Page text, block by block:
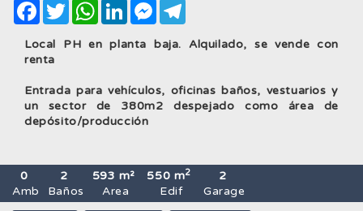
Facebook
TwitterWhatsApp
LinkedInMessenger
Local PH en planta baja. Alquilado, se vende con
renta
Entrada para vehículos, oficinas baños, vestuarios y
un sector de 380m2 despejado como área de
depósito/producción
0
Amb
2
Baños
593 m²
Area
550 m2
Edif
2
Garage